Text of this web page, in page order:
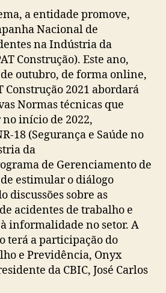
a entidade promove,
Nacional de
na Indústria da
Construção). Este ano,
de outubro, de forma online,
Construção 2021 abordará
Normas técnicas que
início de 2022,
18 (Segurança e Saúde no
da
de Gerenciamento de
de estimular o diálogo
discussões sobre as
acidentes de trabalho e
informalidade no setor. A
terá a participação do
e Previdência, Onyx
da CBIC, José Carlos